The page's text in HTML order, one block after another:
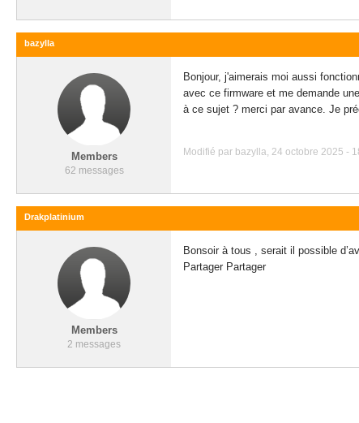
bazylla
Members
62 messages
Bonjour, j'aimerais moi aussi
avec ce firmware et me demande
à ce sujet ? merci par avance. Je
Modifié par bazylla, 24 octobre 2025 -
Drakplatinium
Members
2 messages
Bonsoir à tous , serait il possible
Partager Partager